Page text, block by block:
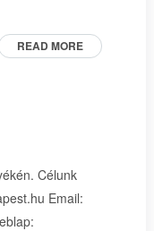
READ MORE
Célunk
Email: